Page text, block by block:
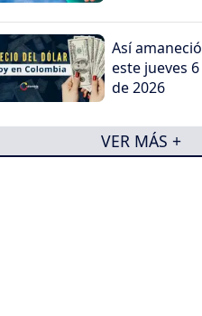
Así
este jueves
de 2026
VER MÁS +